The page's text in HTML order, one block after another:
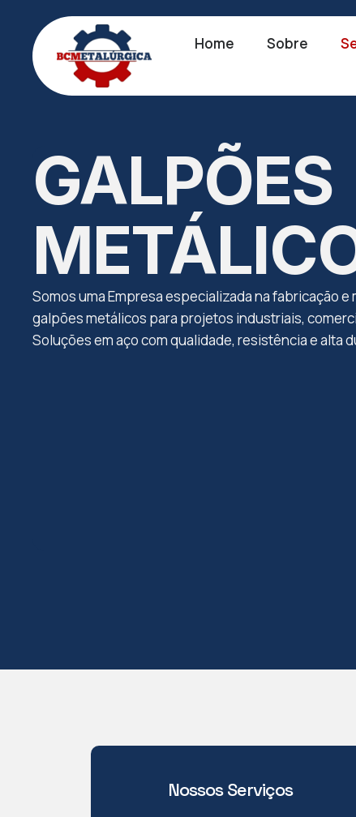
Home Sobre
GALPÕES
Somos uma Empresa especializada na fabricação e
galpões metálicos para projetos industriais,
Soluções em aço com qualidade, resistência e alta
Nossos Serviços